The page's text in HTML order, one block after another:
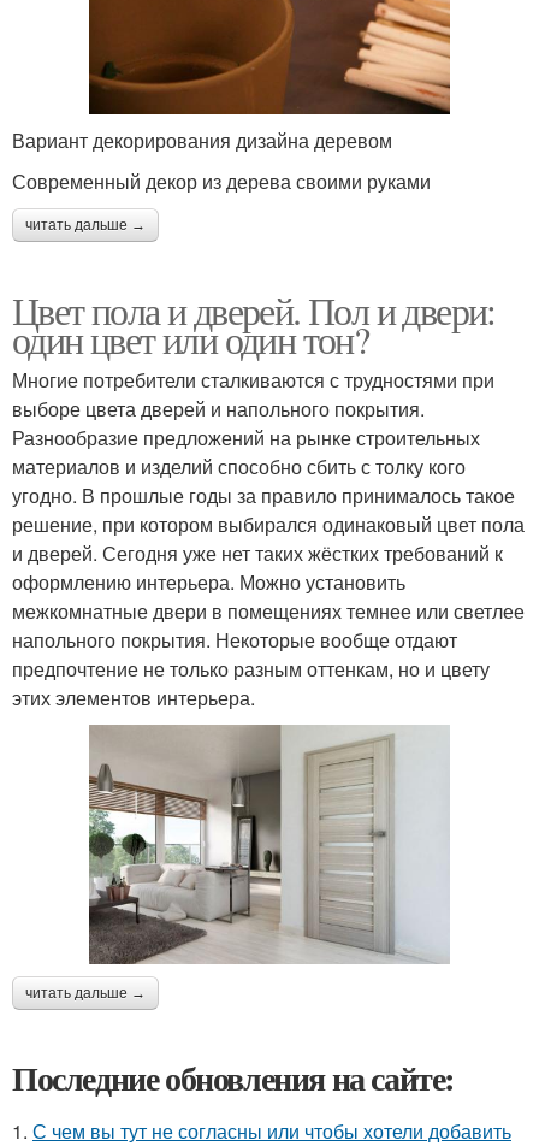
Вариант декорирования дизайна деревом
Современный декор из дерева своими руками
читать дальше →
Цвет пола и дверей. Пол и двери:
один цвет или один тон?
Многие потребители сталкиваются с трудностями при
выборе цвета дверей и напольного покрытия.
Разнообразие предложений на рынке строительных
материалов и изделий способно сбить с толку кого
угодно. В прошлые годы за правило принималось такое
решение, при котором выбирался одинаковый цвет пола
и дверей. Сегодня уже нет таких жёстких требований к
оформлению интерьера. Можно установить
межкомнатные двери в помещениях темнее или светлее
напольного покрытия. Некоторые вообще отдают
предпочтение не только разным оттенкам, но и цвету
этих элементов интерьера.
читать дальше →
Последние обновления на сайте:
1. С чем вы тут не согласны или чтобы хотели добавить